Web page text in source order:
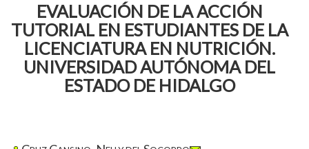
EVALUACIÓN DE LA ACCIÓN
TUTORIAL EN ESTUDIANTES DE LA
LICENCIATURA EN NUTRICIÓN.
UNIVERSIDAD AUTÓNOMA DEL
ESTADO DE HIDALGO